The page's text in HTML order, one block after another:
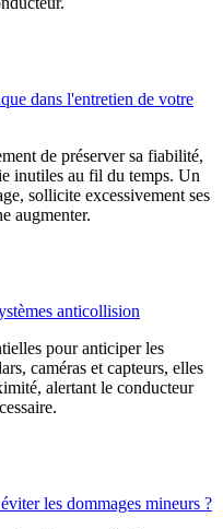
dans l'entretien de votre
de préserver sa fiabilité,
inutiles au fil du temps. Un
sollicite excessivement ses
augmenter.
anticollision
pour anticiper les
caméras et capteurs, elles
alertant le conducteur
les dommages mineurs ?